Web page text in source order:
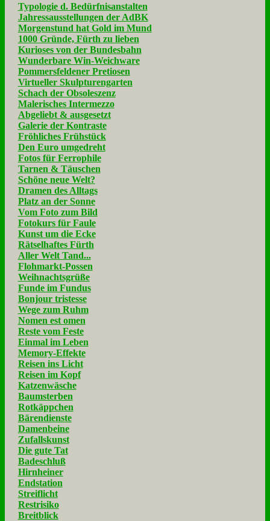
Typologie d. Bedürfnisanstalten
Jahressausstellungen der AdBK
Morgenstund hat Gold im Mund
1000 Gründe, Fürth zu lieben
Kurioses von der Bundesbahn
Wunderbare Win-Weichware
Pommersfeldener Pretiosen
Virtueller Skulpturengarten
Schach der Obsoleszenz
Malerisches Intermezzo
Abgeliebt & ausgesetzt
Galerie der Kontraste
Fröhliches Frühstück
Den Euro umgedreht
Fotos für Ferrophile
Tarnen & Täuschen
Schöne neue Welt?
Dramen des Alltags
Platz an der Sonne
Vom Foto zum Bild
Fotokurs für Faule
Kunst um die Ecke
Rätselhaftes Fürth
Aller Welt Tand...
Flohmarkt-Possen
Weihnachtsgrüße
Funde im Fundus
Bonjour tristesse
Wege zum Ruhm
Nomen est omen
Reste vom Feste
Einmal im Leben
Memory-Effekte
Reisen ins Licht
Reisen im Kopf
Katzenwäsche
Baumsterben
Rotkäppchen
Bärendienste
Damenbeine
Zufallskunst
Die gute Tat
Badeschluß
Hirnheiner
Endstation
Streiflicht
Restrisiko
Breitblick